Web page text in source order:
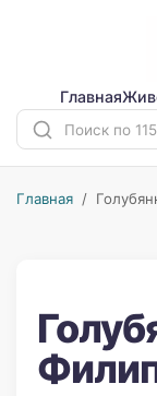
Главная
Главная /